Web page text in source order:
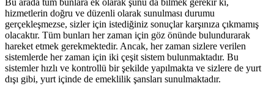
hizmetlerin doğru ve düzenli olarak sunulması durumu
gerçekleşmezse, sizler için istediğiniz sonuçlar karşınıza çıkmamış
olacaktır. Tüm bunları her zaman için göz önünde bulundurarak
hareket etmek gerekmektedir. Ancak, her zaman sizlere verilen
sistemlerde her zaman için iki çeşit sistem bulunmaktadır. Bu
sistemler hızlı ve kontrollü bir şekilde yapılmakta ve sizlere de yurt
dışı gibi, yurt içinde de emeklilik şansları sunulmaktadır.